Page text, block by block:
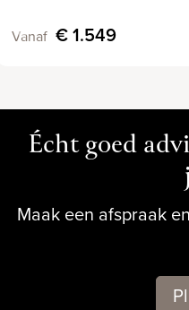
Vanaf € 1.549
Écht goed
Maak een afspraak